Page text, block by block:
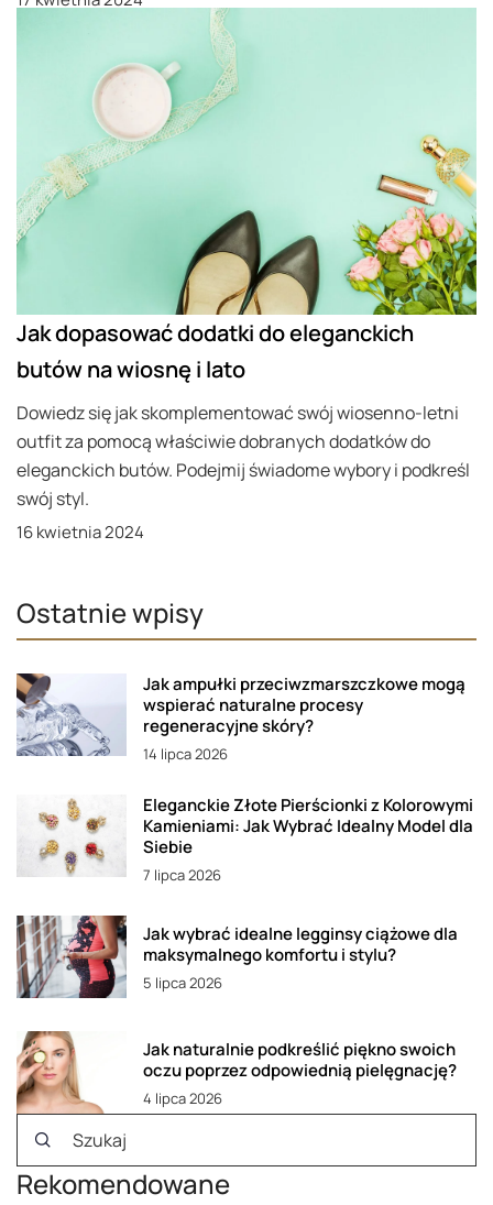
Jak dopasować dodatki do eleganckich
butów na wiosnę i lato
Dowiedz się jak skomplementować swój wiosenno-letni
outfit za pomocą właściwie dobranych dodatków do
eleganckich butów. Podejmij świadome wybory i podkreśl
swój styl.
16 kwietnia 2024
Ostatnie wpisy
Jak ampułki przeciwzmarszczkowe mogą
wspierać naturalne procesy
regeneracyjne skóry?
14 lipca 2026
Eleganckie Złote Pierścionki z Kolorowymi
Kamieniami: Jak Wybrać Idealny Model dla
Siebie
7 lipca 2026
Jak wybrać idealne legginsy ciążowe dla
maksymalnego komfortu i stylu?
5 lipca 2026
Jak naturalnie podkreślić piękno swoich
oczu poprzez odpowiednią pielęgnację?
4 lipca 2026
Rekomendowane